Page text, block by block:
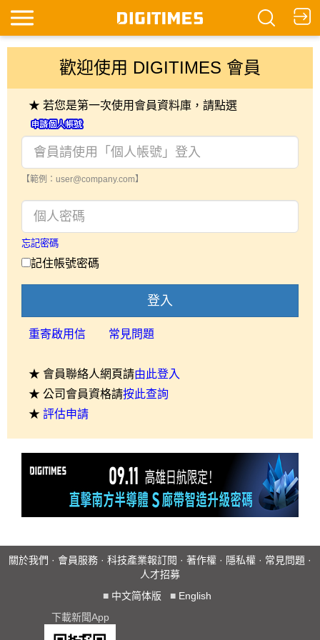
歡迎使用 DIGITIMES 會員
★ 若您是第一次使用會員資料庫，請點選
【範例：user@company.com】
忘記密碼
記住帳號密碼
登入
重寄啟用信 常見問題
★ 會員聯絡人網頁請由此登入
★ 公司會員資格請按此查詢
★ 評估申請
關於我們 · 會員服務 · 科技產業報訂閱 · 著作權 · 隱私權 · 常見問題 ·
人才招募
■ 中文简体版 ■ English
下載新聞App